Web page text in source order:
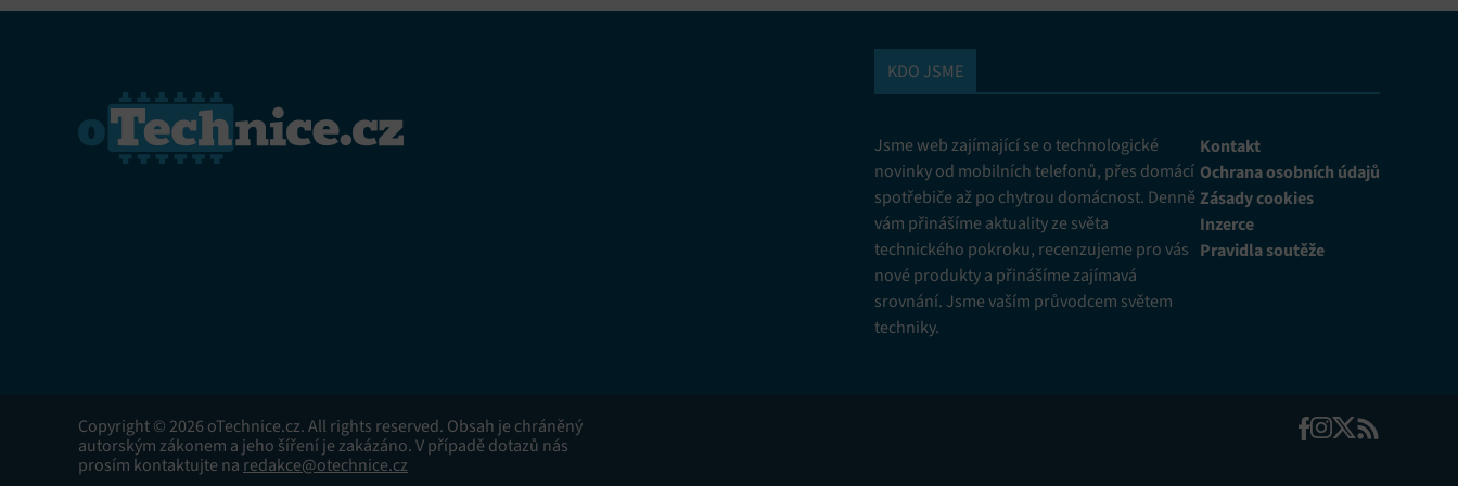
KDO JSME
Jsme web zajímající se o technologické
novinky od mobilních telefonů, přes domácí
spotřebiče až po chytrou domácnost. Denně
vám přinášíme aktuality ze světa
technického pokroku, recenzujeme pro vás
nové produkty a přinášíme zajímavá
srovnání. Jsme vaším průvodcem světem
techniky.
Kontakt
Ochrana osobních údajů
Zásady cookies
Inzerce
Pravidla soutěže
Copyright © 2026 oTechnice.cz. All rights reserved. Obsah je chráněný
autorským zákonem a jeho šíření je zakázáno. V případě dotazů nás
prosím kontaktujte na redakce@otechnice.cz